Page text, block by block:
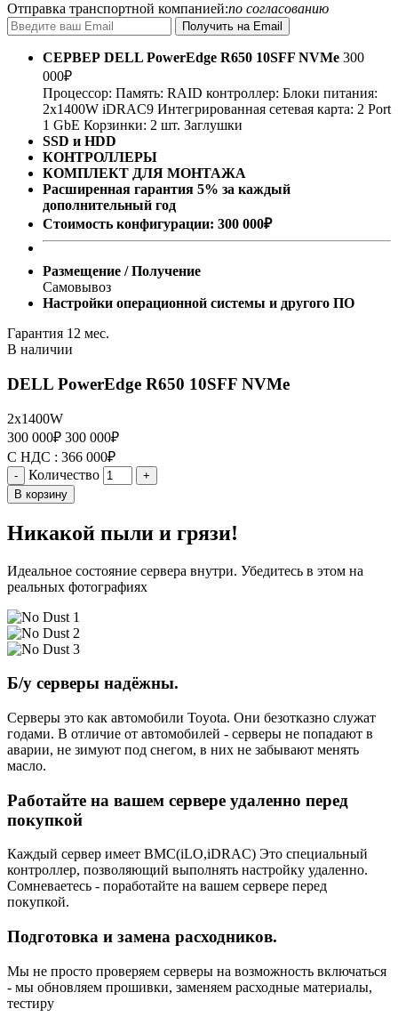
Отправка транспортной компанией:по согласованию
СЕРВЕР DELL PowerEdge R650 10SFF NVMe 300
000₽
Процессор: Память: RAID контроллер: Блоки питания:
2x1400W iDRAC9 Интегрированная сетевая карта: 2 Port
1 GbE Корзинки: 2 шт. Заглушки
SSD и HDD
КОНТРОЛЛЕРЫ
КОМПЛЕКТ ДЛЯ МОНТАЖА
Расширенная гарантия 5% за каждый
дополнительный год
Стоимость конфигурации: 300 000₽
Размещение / Получение
Самовывоз
Настройки операционной системы и другого ПО
Гарантия 12 мес.
В наличии
DELL PowerEdge R650 10SFF NVMe
2x1400W
300 000₽ 300 000₽
С НДС : 366 000₽
- Количество
+
В корзину
Никакой пыли и грязи!
Идеальное состояние сервера внутри. Убедитесь в этом на
реальных фотографиях
Б/у серверы надёжны.
Серверы это как автомобили Toyota. Они безотказно служат
годами. В отличие от автомобилей - серверы не попадают в
аварии, не зимуют под снегом, в них не забывают менять
масло.
Работайте на вашем сервере удаленно перед
покупкой
Каждый сервер имеет BMC(iLO,iDRAC) Это специальный
контроллер, позволяющий выполнять настройку удаленно.
Сомневаетесь - поработайте на вашем сервере перед
покупкой.
Подготовка и замена расходников.
Мы не просто проверяем серверы на возможность включаться
- мы обновляем прошивки, заменяем расходные материалы,
тестиру